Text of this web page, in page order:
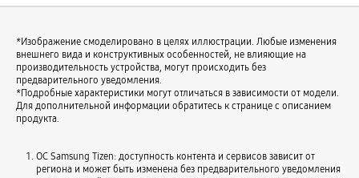
*Изображение смоделировано в целях иллюстрации. Любые изменения
внешнего вида и конструктивных особенностей, не влияющие на
производительность устройства, могут происходить без
предварительного уведомления.
*Подробные характеристики могут отличаться в зависимости от модели.
Для дополнительной информации обратитесь к странице с описанием
продукта.
ОС Samsung Tizen: доступность контента и сервисов зависит от
региона и может быть изменена без предварительного уведомления